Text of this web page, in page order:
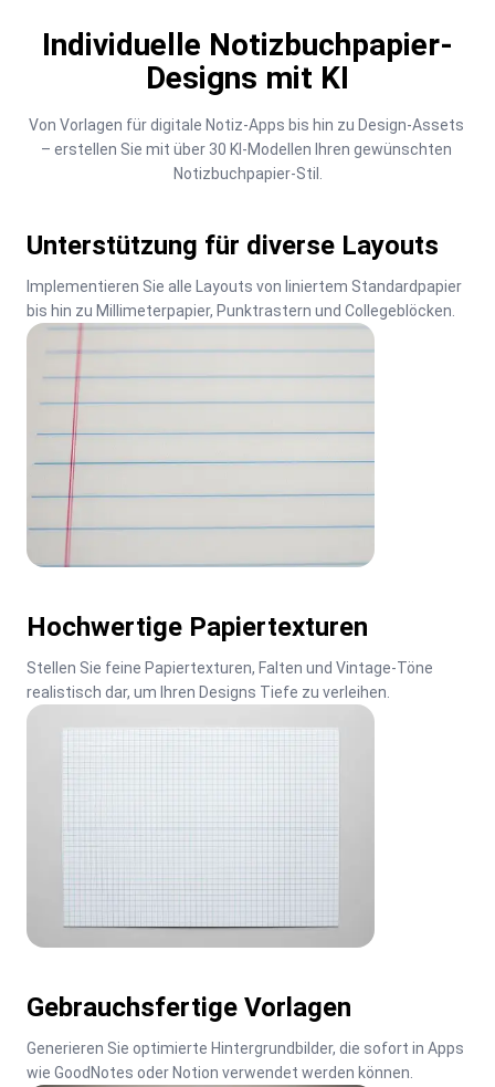
Individuelle Notizbuchpapier-
Designs mit KI
Von Vorlagen für digitale Notiz-Apps bis hin zu Design-Assets
– erstellen Sie mit über 30 KI-Modellen Ihren gewünschten
Notizbuchpapier-Stil.
Unterstützung für diverse Layouts
Implementieren Sie alle Layouts von liniertem Standardpapier
bis hin zu Millimeterpapier, Punktrastern und Collegeblöcken.
Hochwertige Papiertexturen
Stellen Sie feine Papiertexturen, Falten und Vintage-Töne
realistisch dar, um Ihren Designs Tiefe zu verleihen.
Gebrauchsfertige Vorlagen
Generieren Sie optimierte Hintergrundbilder, die sofort in Apps
wie GoodNotes oder Notion verwendet werden können.